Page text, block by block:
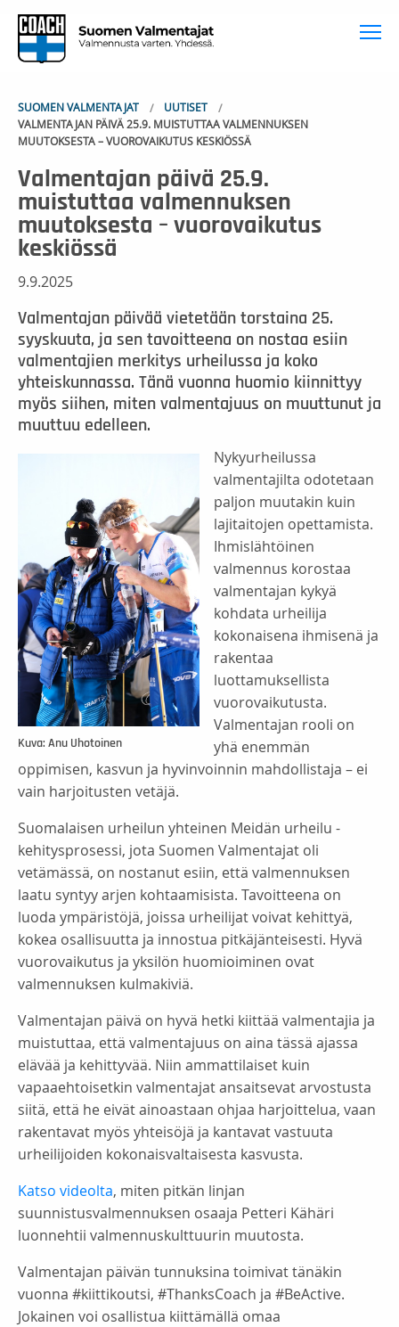
SUOMEN VALMENTAJAT
UUTISET
VALMENTAJAN PÄIVÄ 25.9. MUISTUTTAA VALMENNUKSEN
MUUTOKSESTA – VUOROVAIKUTUS KESKIÖSSÄ
Valmentajan päivä 25.9.
muistuttaa valmennuksen
muutoksesta – vuorovaikutus
keskiössä
9.9.2025
Valmentajan päivää vietetään torstaina 25.
syyskuuta, ja sen tavoitteena on nostaa esiin
valmentajien merkitys urheilussa ja koko
yhteiskunnassa. Tänä vuonna huomio kiinnittyy
myös siihen, miten valmentajuus on muuttunut ja
muuttuu edelleen.
Kuva: Anu Uhotoinen
Nykyurheilussa
valmentajilta odotetaan
paljon muutakin kuin
lajitaitojen opettamista.
Ihmislähtöinen
valmennus korostaa
valmentajan kykyä
kohdata urheilija
kokonaisena ihmisenä ja
rakentaa
luottamuksellista
vuorovaikutusta.
Valmentajan rooli on
yhä enemmän
oppimisen, kasvun ja hyvinvoinnin mahdollistaja – ei
vain harjoitusten vetäjä.
Suomalaisen urheilun yhteinen Meidän urheilu -
kehitysprosessi, jota Suomen Valmentajat oli
vetämässä, on nostanut esiin, että valmennuksen
laatu syntyy arjen kohtaamisista. Tavoitteena on
luoda ympäristöjä, joissa urheilijat voivat kehittyä,
kokea osallisuutta ja innostua pitkäjänteisesti. Hyvä
vuorovaikutus ja yksilön huomioiminen ovat
valmennuksen kulmakiviä.
Valmentajan päivä on hyvä hetki kiittää valmentajia ja
muistuttaa, että valmentajuus on aina tässä ajassa
elävää ja kehittyvää. Niin ammattilaiset kuin
vapaaehtoisetkin valmentajat ansaitsevat arvostusta
siitä, että he eivät ainoastaan ohjaa harjoittelua, vaan
rakentavat myös yhteisöjä ja kantavat vastuuta
urheilijoiden kokonaisvaltaisesta kasvusta.
Katso videolta, miten pitkän linjan
suunnistusvalmennuksen osaaja Petteri Kähäri
luonnehtii valmennuskulttuurin muutosta.
Valmentajan päivän tunnuksina toimivat tänäkin
vuonna #kiittikoutsi, #ThanksCoach ja #BeActive.
Jokainen voi osallistua kiittämällä omaa